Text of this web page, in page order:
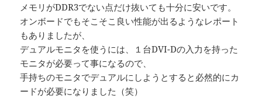
メモリがDDR3でない点だけ抜いても十分に安いです。
オンボードでもそこそこ良い性能が出るようなレポート
もありましたが、
デュアルモニタを使うには、１台DVI-Dの入力を持った
モニタが必要って事になるので、
手持ちのモニタでデュアルにしようとすると必然的にカ
ードが必要になりました（笑）